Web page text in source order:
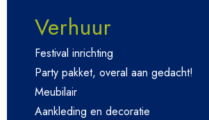
Verhuur
Festival inrichting
Party pakket, overal aan gedacht!
Meubilair
Aankleding en decoratie